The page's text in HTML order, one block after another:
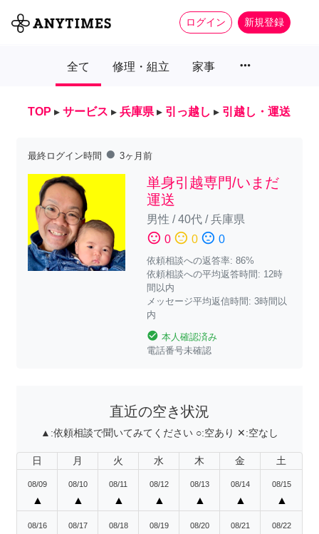
ログイン 新規登録
全て 修理・組立 家事 more_horiz
TOP ▸ サービス ▸ 兵庫県 ▸ 引っ越し ▸ 引越し・運送
最終ログイン時間 fiber_manual_record 3ヶ月前
単身引越専門/いまだ
運送
男性 /40代/兵庫県
sentiment_satisfied 0 sentiment_neutral 0 sentiment_dissatisfied 0
依頼相談への返答率: 86%
依頼相談への平均返答時間: 12時
間以内
メッセージ平均返信時間: 3時間以
内
check_circle 本人確認済み
電話番号未確認
直近の空き状況
▲:依頼相談で聞いてみてください ○:空あり ✕:空なし
日 月 火 水 木 金 土
08/09
▲
08/10
▲
08/11
▲
08/12
▲
08/13
▲
08/14
▲
08/15
▲
08/16 08/17 08/18 08/19 08/20 08/21 08/22